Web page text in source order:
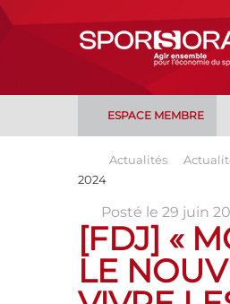
ESPACE MEMBRE
Actualités
2024
Posté le 29 juin
[FDJ] «
LE